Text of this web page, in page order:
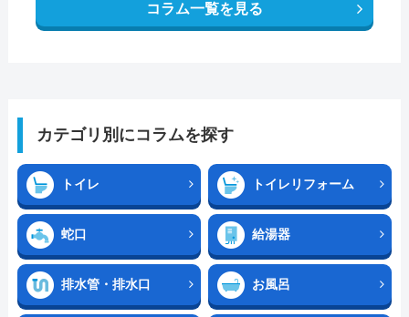
コラム一覧を見る
カテゴリ別にコラムを探す
トイレ トイレリフォーム
蛇口 給湯器
排水管・排水口 お風呂